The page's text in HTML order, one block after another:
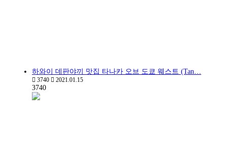
하와이 데판야끼 맛집 타나카 오브 도쿄 웨스트 (Tan…
3740 2021.01.15
3740